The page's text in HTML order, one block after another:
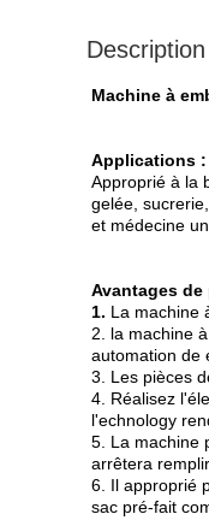
Machine à
Applications :
Approprié à la
gelée,
et médecine
Avantages
1. La machine
2. la machine
automation de
3. Les pièces
4. Réalisez
l'echnology
5. La machine
arrêtera
6. Il approprié
sac pré-fait